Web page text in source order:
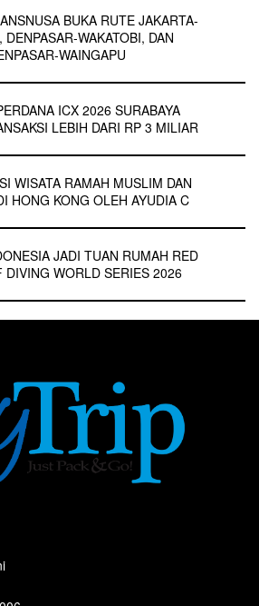
BUKA RUTE JAKARTA-
DENPASAR-WAKATOBI, DAN
WAINGAPU
ICX 2026 SURABAYA
LEBIH DARI RP 3 MILIAR
WISATA RAMAH MUSLIM DAN
HONG KONG OLEH AYUDIA C
JADI TUAN RUMAH RED
DIVING WORLD SERIES 2026